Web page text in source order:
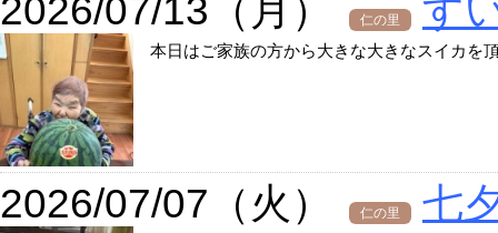
2026/07/13（月） 仁の里 す
本日はご家族の方から大きな大きなスイカを
2026/07/07（火） 仁の里 七